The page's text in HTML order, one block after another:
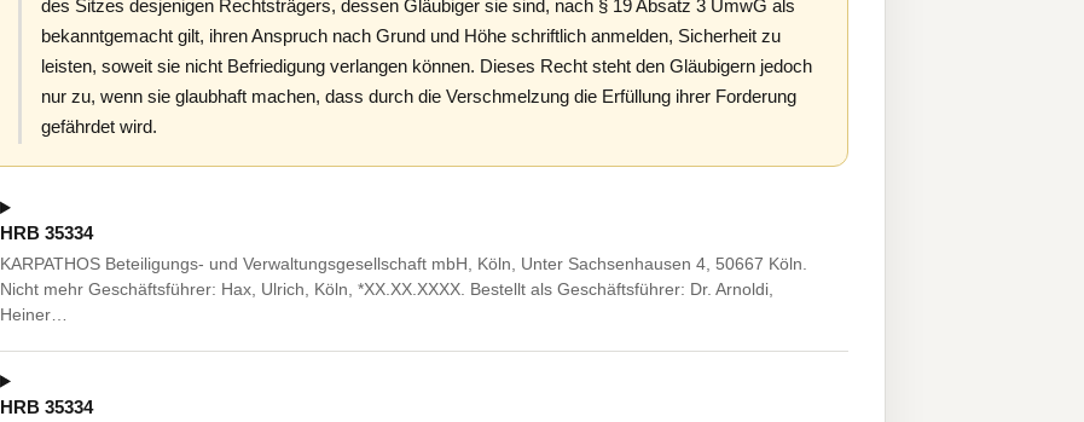
des Sitzes desjenigen Rechtsträgers, dessen Gläubiger sie sind, nach § 19 Absatz 3 UmwG als
bekanntgemacht gilt, ihren Anspruch nach Grund und Höhe schriftlich anmelden, Sicherheit zu
leisten, soweit sie nicht Befriedigung verlangen können. Dieses Recht steht den Gläubigern jedoch
nur zu, wenn sie glaubhaft machen, dass durch die Verschmelzung die Erfüllung ihrer Forderung
gefährdet wird.
HRB 35334
KARPATHOS Beteiligungs- und Verwaltungsgesellschaft mbH, Köln, Unter Sachsenhausen 4, 50667 Köln.
Nicht mehr Geschäftsführer: Hax, Ulrich, Köln, *XX.XX.XXXX. Bestellt als Geschäftsführer: Dr. Arnoldi,
Heiner…
HRB 35334